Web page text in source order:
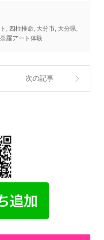
, 四柱推命, 大分市, 大分県,
羅アート体験
次の記事